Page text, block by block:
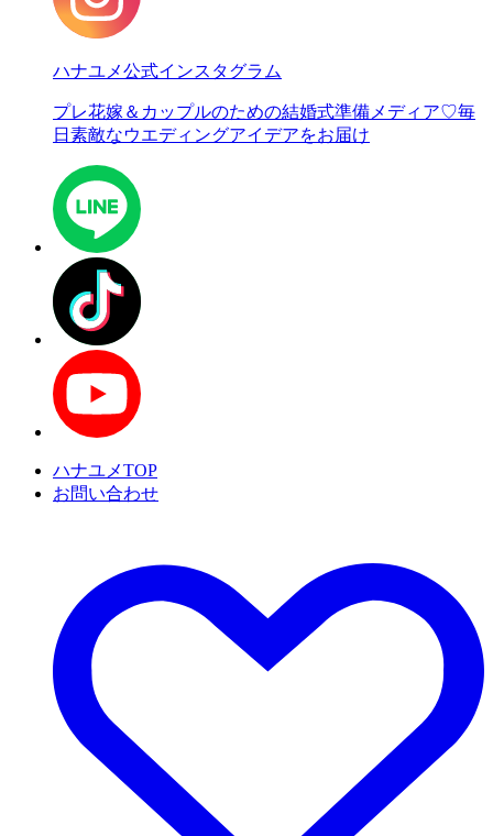
ハナユメ公式インスタグラム
プレ花嫁＆カップルのための結婚式準備メディア♡毎
日素敵なウエディングアイデアをお届け
ハナユメTOP
お問い合わせ